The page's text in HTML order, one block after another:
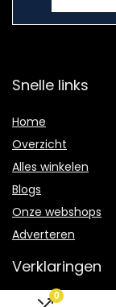
0
Snelle links
Home
Overzicht
Alles winkelen
Blogs
Onze webshops
Adverteren
Verklaringen
Privacybeleid